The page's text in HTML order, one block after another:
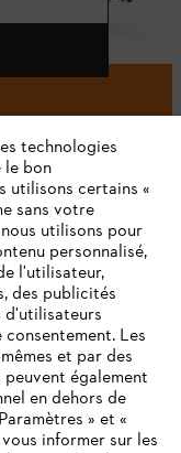
technologies
le bon
utilisons certains «
sans votre
utilisons pour
personnalisé,
l'utilisateur,
des publicités
d'utilisateurs
Les
et par des
également
en dehors de
» et «
informer sur les